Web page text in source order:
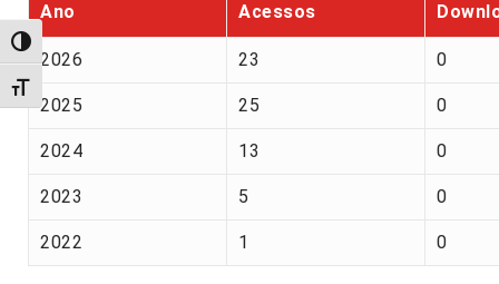
Alternar alto contraste
Alternar tamanho da fonte
Ano Acessos
2026 23 0
2025 25 0
2024 13 0
2023 5 0
2022 1 0